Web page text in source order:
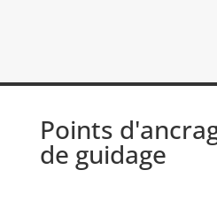
Points
de guidage